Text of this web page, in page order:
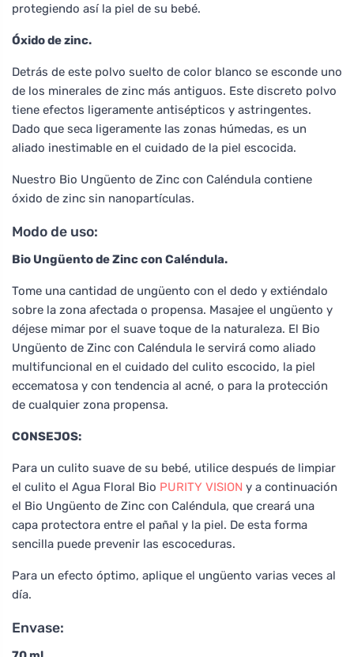
protegiendo así la piel de su bebé.
Óxido de zinc.
Detrás de este polvo suelto de color blanco se esconde uno
de los minerales de zinc más antiguos. Este discreto polvo
tiene efectos ligeramente antisépticos y astringentes.
Dado que seca ligeramente las zonas húmedas, es un
aliado inestimable en el cuidado de la piel escocida.
Nuestro Bio Ungüento de Zinc con Caléndula contiene
óxido de zinc sin nanopartículas.
Modo de uso:
Bio Ungüento de Zinc con Caléndula.
Tome una cantidad de ungüento con el dedo y extiéndalo
sobre la zona afectada o propensa. Masajee el ungüento y
déjese mimar por el suave toque de la naturaleza. El Bio
Ungüento de Zinc con Caléndula le servirá como aliado
multifuncional en el cuidado del culito escocido, la piel
eccematosa y con tendencia al acné, o para la protección
de cualquier zona propensa.
CONSEJOS:
Para un culito suave de su bebé, utilice después de limpiar
el culito el Agua Floral Bio PURITY VISION y a continuación
el Bio Ungüento de Zinc con Caléndula, que creará una
capa protectora entre el pañal y la piel. De esta forma
sencilla puede prevenir las escoceduras.
Para un efecto óptimo, aplique el ungüento varias veces al
día.
Envase: